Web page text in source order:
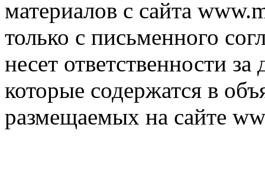
материалов с сайта
только с письменного
несет ответственности
которые содержатся в
размещаемых на сайте